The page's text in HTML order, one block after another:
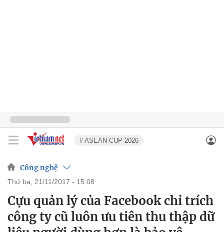
# ASEAN CUP 2026
Công nghệ
thứ ba, 21/11/2017 - 15:08
Cựu quản lý của Facebook chỉ trích
công ty cũ luôn ưu tiên thu thập dữ